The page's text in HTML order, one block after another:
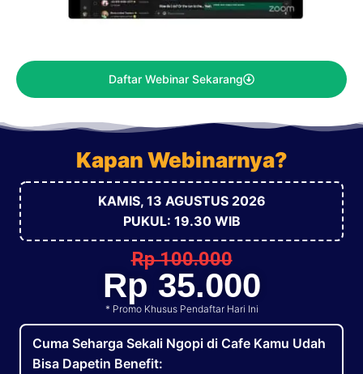
Daftar Webinar Sekarang
Kapan Webinarnya?
KAMIS, 13 AGUSTUS 2026
PUKUL: 19.30 WIB
Rp 100.000
Rp 35.000
* Promo Khusus Pendaftar Hari Ini
Cuma Seharga Sekali Ngopi di Cafe Kamu Udah
Bisa Dapetin Benefit: